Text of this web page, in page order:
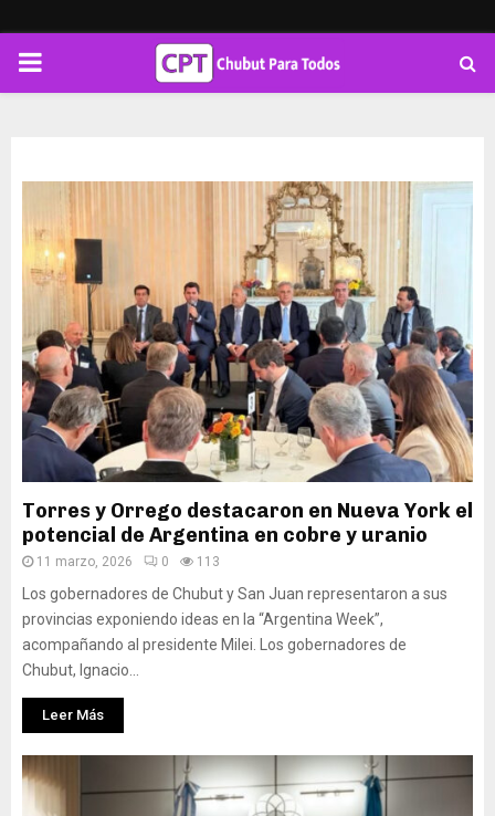
PRIMARY
Torres y Orrego destacaron en Nueva York el
potencial de Argentina en cobre y uranio
11 marzo, 2026 0 113
Los gobernadores de Chubut y San Juan representaron a sus
provincias exponiendo ideas en la “Argentina Week”,
acompañando al presidente Milei. Los gobernadores de
Chubut, Ignacio...
Leer Más